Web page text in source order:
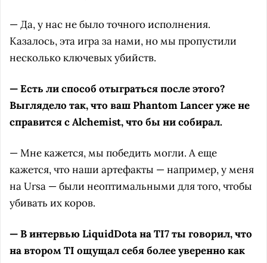
— Да, у нас не было точного исполнения.
Казалось, эта игра за нами, но мы пропустили
несколько ключевых убийств.
— Есть ли способ отыграться после этого?
Выглядело так, что ваш Phantom Lancer уже не
справится с Alchemist, что бы ни собирал.
— Мне кажется, мы победить могли. А еще
кажется, что наши артефакты — например, у меня
на Ursa — были неоптимальными для того, чтобы
убивать их коров.
— В интервью LiquidDota на TI7 ты говорил, что
на втором TI ощущал себя более уверенно как